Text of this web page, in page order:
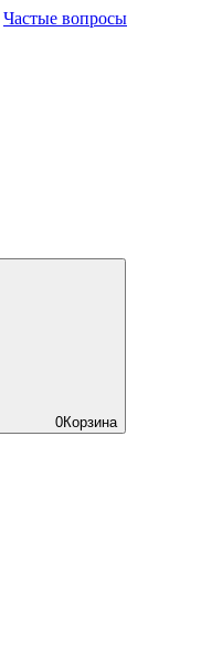
Частые вопросы
0Корзина